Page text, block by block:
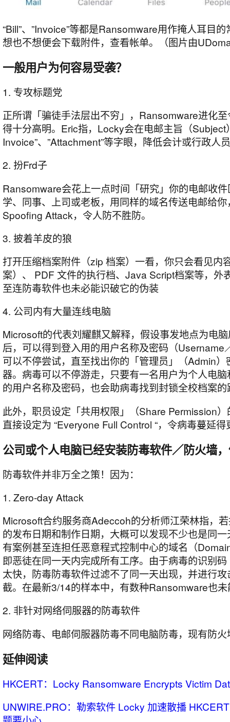
“Bill”、”Invoice”等都是Ransomware用作掩人耳目
想也不想便会下载附件，查看帐单。（图片由
一般用户为何容易受袭？
1. 专攻标题党
正所谓「骗徒手法层出不穷」，Ransomware进化
得十分高明。Eric指，Locky会在电邮主旨（Subject
Invoice”、”Attachment”等字眼，降低会计或行政人
2. 扮Frd子
Ransomware会花上一点时间「研究」你的电邮收
学、同事、上司或老板，用同样的域名传送电邮给
Spoofing Attack，令人防不胜防。
3. 披着羊皮的狼
打开压缩档案附件（zip 档案）一看，你只会看见内
案）、 PDF 文件的执行档、Java Script档案等，外
至连防毒软件也未必能识破它的伪装
4. 公司内有大量连线电脑
Microsoft的代表刘耀麒又解释，假设事发地点为电
后，可以得到登入用的用户名称及密码（Username
可以不停尝试，直至找出你的「管理员」（Admin
器。病毒可以不停游走，只要有一名用户为个人电
的用户名称及密码，也会助病毒找到封锁全校档案的
此外，职员设定「共用权限」（Share Permission
直接设定为 “Everyone Full Control “，令病毒蔓延得
公司或个人电脑已经安装防毒软件／防火墙
防毒软件并非万全之策！因为：
1. Zero-day Attack
Microsoft合约服务商Adeccoh的分析师江荣林指，
的发布日期和制作日期，大概可以发现不少也是同
有案例甚至连担任恶意程式控制中心的域名（
即恶徒在同一天内完成所有工序。由于病毒的识别
太快，防毒防毒软件过滤不了同一天出现，并进行
截。在最新3/14的样本中，有数种Ransomware也
2. 非针对网络伺服器的防毒软件
网络防毒、电邮伺服器防毒不同电脑防毒，现有防
延伸阅读
HKCERT：Locky Ransomware Encrypts Victim
UNWIRE.PRO：勒索软件 Locky 加速散播